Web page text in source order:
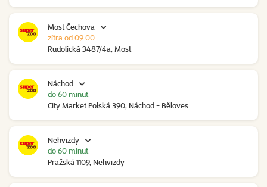
Most Čechova
Rudolická 3487/4a, Most
zítra od 09:00
Náchod
City Market Polská 390, Náchod - Běloves
do 60 minut
Nehvizdy
Pražská 1109, Nehvizdy
do 60 minut